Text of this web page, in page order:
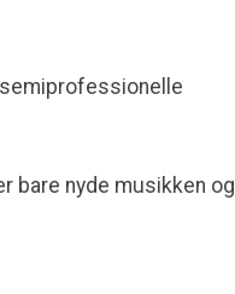
bare nyde musikken og